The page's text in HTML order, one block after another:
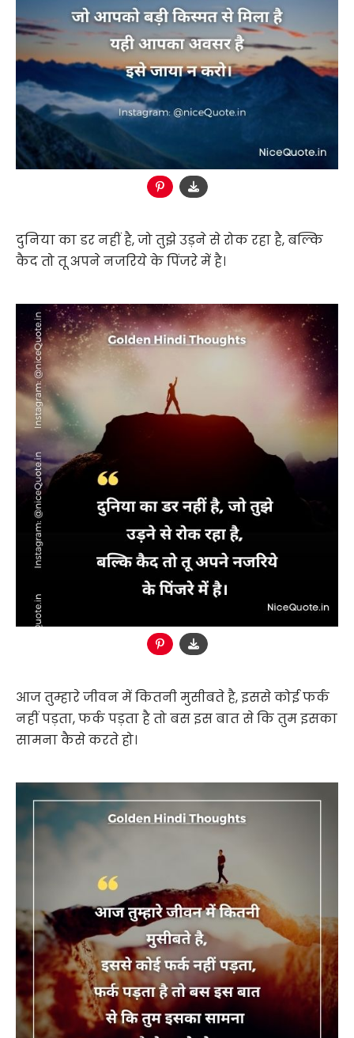
दुनिया का डर नहीं है, जो तुझे उड़ने से रोक रहा है, बल्कि
कैद तो तू अपने नजरिये के पिंजरे में है।
आज तुम्हारे जीवन में कितनी मुसीबते है, इससे कोई फर्क
नहीं पड़ता, फर्क पड़ता है तो बस इस बात से कि तुम इसका
सामना कैसे करते हो।